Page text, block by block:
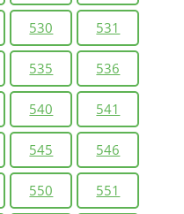
530 531
535 536
540 541
545 546
550 551